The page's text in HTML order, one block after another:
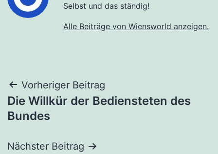
Selbst und das ständig!
Alle Beiträge von Wiensworld anzeigen.
Beitragsnavigation
Vorheriger Beitrag
Die Willkür der Bediensteten des
Bundes
Nächster Beitrag